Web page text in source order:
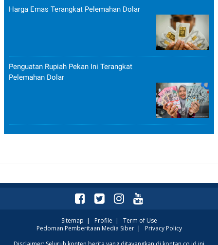
Harga Emas Terangkat Pelemahan Dolar
Penguatan Rupiah Pekan Ini Terangkat
Pelemahan Dolar
Sitemap | Profile | Term of Use
Pedoman Pemberitaan Media Siber| Privacy Policy